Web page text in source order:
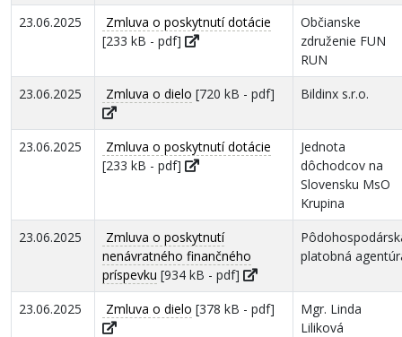
23.06.2025
Zmluva o poskytnutí dotácie
[233 kB - pdf]
Občianske
združenie FUN
RUN
23.06.2025
Zmluva o dielo [720 kB - pdf] Bildinx s.r.o.
23.06.2025
Zmluva o poskytnutí dotácie
[233 kB - pdf]
Jednota
dôchodcov na
Slovensku MsO
Krupina
23.06.2025
Zmluva o poskytnutí
nenávratného finančného
príspevku [934 kB - pdf]
platobná
23.06.2025 Zmluva o dielo [378 kB - pdf]
Mgr. Linda
Liliková